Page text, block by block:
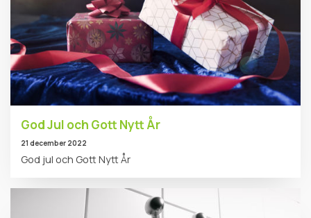
God Jul och Gott Nytt År
21 december 2022
God jul och Gott Nytt År